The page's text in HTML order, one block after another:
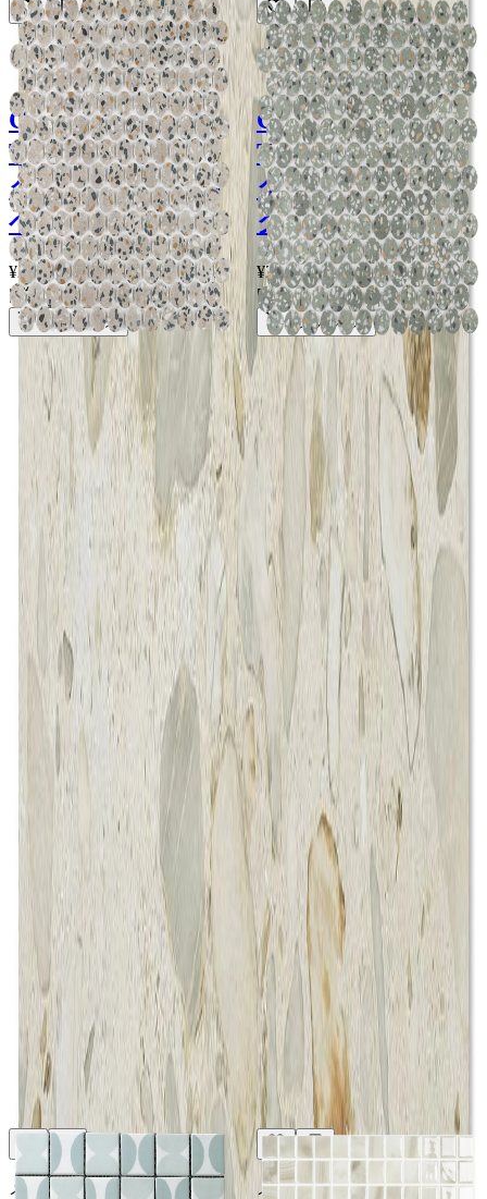
メーカー
DINAONE
CIRCLING
TERRAZZO/サー
クリング テラゾ -
ベージュ
¥24,800 / ㎡ 税抜¥24,800/ ㎡
[税抜]
サンプル請求
メーカー
DINAONE
CIRCLING
TERRAZZO/サー
クリング テラゾ -
グリーン
¥24,800 / ㎡ 税抜¥24,800/ ㎡
[税抜]
サンプル請求
【新しい感性を世界から、空間に新しい世界を。
タイルはもっとおもしろい。】
株式会社ダイナワンは、店舗や商業施設のインテリア空間
に、最新デザインの輸入タイルと 個性的な国産タイルを提
供するメーカーとして2002年に設立されました。 大理石の
透明感や凹凸を忠実に再現した最先端の輸入タイル。 土の
質感や釉薬の表情が素晴らしい、常滑や多治見などのオリジ
ナルの国産タイル。 ぜひ、手に取って確かめてください。
私達は、人々の『想い』『期待』（ひらめき）を、 『モノ
というカタチ』に具現化することで（ときめき）、 街を
『彩る』（かがやき）お手伝いをし 『感動』（おどろき）
してもらうことで人々を繋いでいきます
メーカーページへ
イメージが近いDINAONEの製品
メーカー
メーカー